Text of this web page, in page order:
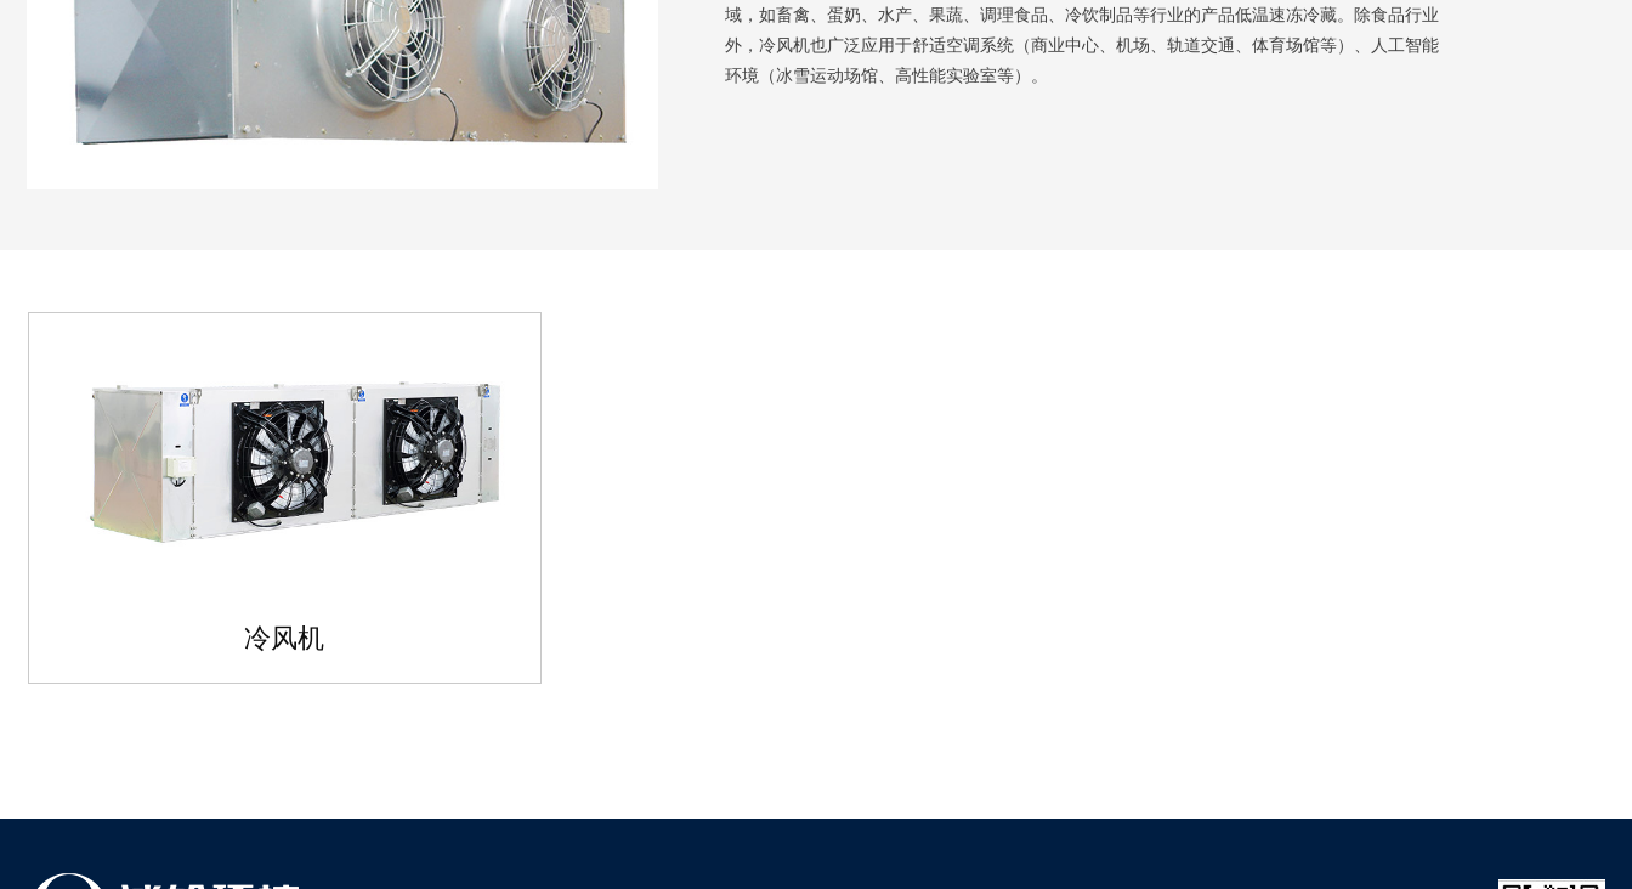
域，如畜禽、蛋奶、水产、果蔬、调理食品、冷饮制品等行业的产品低温速冻冷藏。除食品行业
外，冷风机也广泛应用于舒适空调系统（商业中心、机场、轨道交通、体育场馆等）、人工智能
环境（冰雪运动场馆、高性能实验室等）。
冷风机